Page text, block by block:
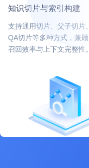
知识切片与索引构建
支持通用切片、父子切片、
QA切片等多种方式，兼顾
召回效率与上下文完整性。